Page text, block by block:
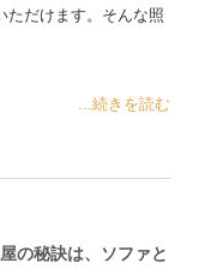
ただけます。そんな照
...続きを読む
の秘訣は、ソファと